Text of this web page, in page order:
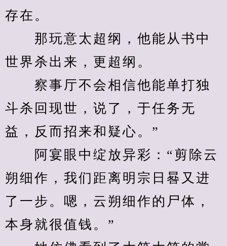
存在。
那玩意太超纲，他能从书中
世界杀出来，更超纲。
察事厅不会相信他能单打独
斗杀回现世，说了，于任务无
益，反而招来和疑心。”
阿宴眼中绽放异彩：“剪除云
朔细作，我们距离明宗日晷又进
了一步。嗯，云朔细作的尸体，
本身就很值钱。”